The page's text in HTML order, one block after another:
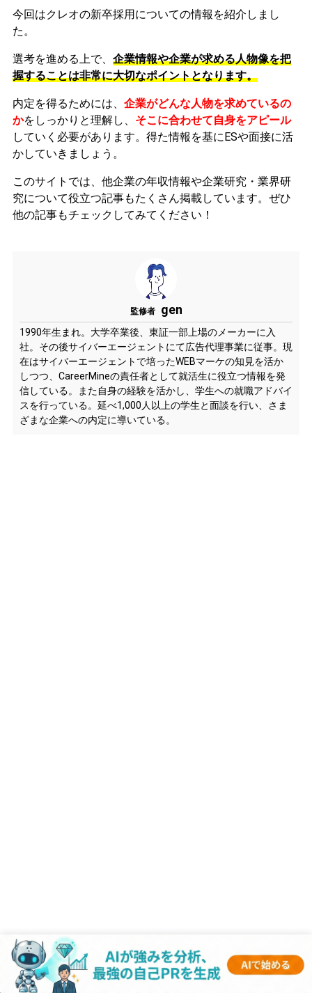
今回はクレオの新卒採用についての情報を紹介しまし
た。
選考を進める上で、 企業情報や企業が求める人物像を把
握することは非常に大切なポイントとなります。
内定を得るためには、 企業がどんな人物を求めているの
かをしっかりと理解し、 そこに合わせて自身をアピール
していく必要があります。 得た情報を基にESや面接に活
かしていきましょう。
このサイトでは、他企業の年収情報や企業研究・業界研
究について役立つ記事もたくさん掲載しています。ぜひ
他の記事もチェックしてみてください！
監修者 gen
1990年生まれ。大学卒業後、東証一部上場のメーカーに入
社。その後サイバーエージェントにて広告代理事業に従事。現
在はサイバーエージェントで培ったWEBマーケの知見を活か
しつつ、CareerMineの責任者として就活生に役立つ情報を発
信している。また自身の経験を活かし、学生への就職アドバイ
スを行っている。延べ1,000人以上の学生と面談を行い、さま
ざまな企業への内定に導いている。
RANKING - 企業記事 -